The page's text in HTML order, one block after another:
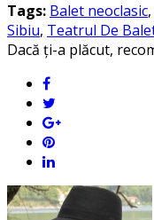
Tags: Balet neoclasic,
Sibiu, Teatrul De
Dacă ți-a plăcut,